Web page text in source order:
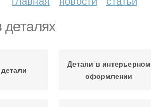
деталях
Детали в интерьерном
оформлении